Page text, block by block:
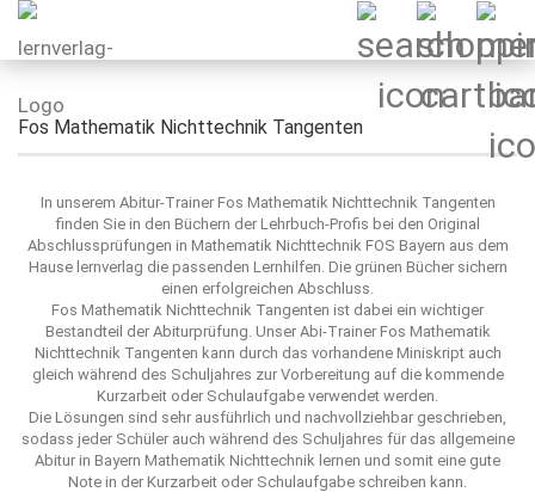
Fos Mathematik Nichttechnik Tangenten
In unserem Abitur-Trainer Fos Mathematik Nichttechnik Tangenten
finden Sie in den Büchern der Lehrbuch-Profis bei den Original
Abschlussprüfungen in Mathematik Nichttechnik FOS Bayern aus dem
Hause lernverlag die passenden Lernhilfen. Die grünen Bücher sichern
einen erfolgreichen Abschluss.
Fos Mathematik Nichttechnik Tangenten ist dabei ein wichtiger
Bestandteil der Abiturprüfung. Unser Abi-Trainer Fos Mathematik
Nichttechnik Tangenten kann durch das vorhandene Miniskript auch
gleich während des Schuljahres zur Vorbereitung auf die kommende
Kurzarbeit oder Schulaufgabe verwendet werden.
Die Lösungen sind sehr ausführlich und nachvollziehbar geschrieben,
sodass jeder Schüler auch während des Schuljahres für das allgemeine
Abitur in Bayern Mathematik Nichttechnik lernen und somit eine gute
Note in der Kurzarbeit oder Schulaufgabe schreiben kann.